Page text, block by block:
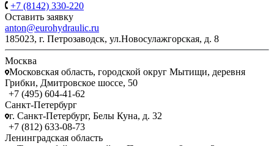
+7 (8142) 330-220
Оставить заявку
anton@eurohydraulic.ru
185023, г. Петрозаводск, ул.Новосулажгорская, д. 8
Москва
Московская область, городской округ Мытищи, деревня
Грибки, Дмитровское шоссе, 50
+7 (495) 604-41-62
Санкт-Петербург
г. Санкт-Петербург, Белы Куна, д. 32
+7 (812) 633-08-73
Ленинградская область